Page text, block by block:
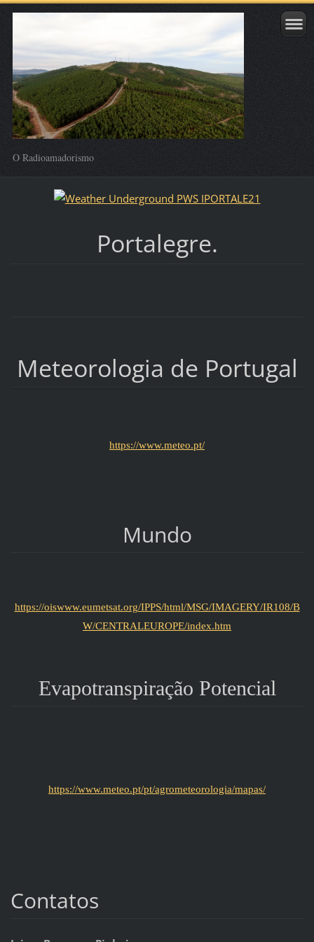
O Radioamadorismo
Portalegre.
Meteorologia de Portugal
https://www.meteo.pt/
Mundo
https://oiswww.eumetsat.org/IPPS/html/MSG/IMAGERY/IR108/B
W/CENTRALEUROPE/index.htm
Evapotranspiração Potencial
https://www.meteo.pt/pt/agrometeorologia/mapas/
Contatos